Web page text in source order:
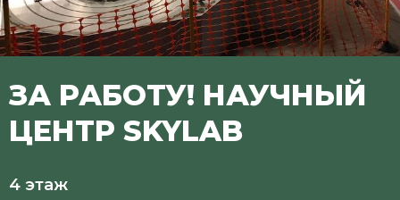
ЗА РАБОТУ! НАУЧНЫЙ
ЦЕНТР SKYLAB
4 этаж